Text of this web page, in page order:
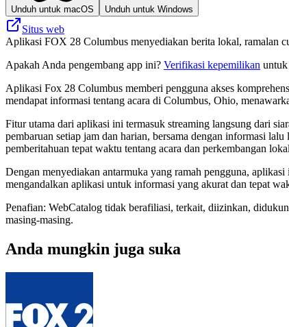
Unduh untuk macOS Unduh untuk Windows
Situs web
Aplikasi FOX 28 Columbus menyediakan berita lokal, ramalan
Apakah Anda pengembang app ini? Verifikasi kepemilikan
Aplikasi Fox 28 Columbus memberi pengguna akses
mendapat informasi tentang acara di Columbus, Ohio,
Fitur utama dari aplikasi ini termasuk streaming langsung dari
pembaruan setiap jam dan harian, bersama dengan informasi
pemberitahuan tepat waktu tentang acara dan perkembangan
Dengan menyediakan antarmuka yang ramah pengguna,
mengandalkan aplikasi untuk informasi yang akurat dan tepat
Penafian: WebCatalog tidak berafiliasi, terkait, diizinkan,
masing-masing.
Anda mungkin juga suka